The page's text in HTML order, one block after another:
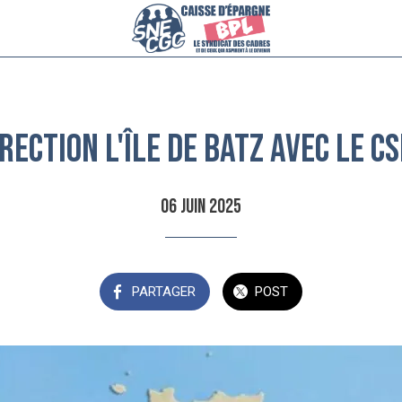
l'Île de Batz avec le
06 juin 2025
PARTAGER POST